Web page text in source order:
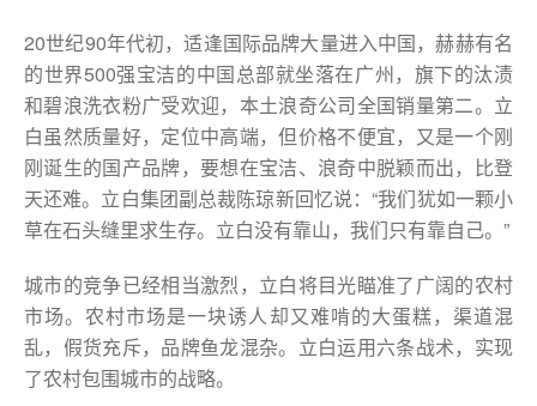
20世纪90年代初，适逢国际品牌大量进入中国，赫赫有名
的世界500强宝洁的中国总部就坐落在广州，旗下的汰渍
和碧浪洗衣粉广受欢迎，本土浪奇公司全国销量第二。立
白虽然质量好，定位中高端，但价格不便宜，又是一个刚
刚诞生的国产品牌，要想在宝洁、浪奇中脱颖而出，比登
天还难。立白集团副总裁陈琼新回忆说：“我们犹如一颗小
草在石头缝里求生存。立白没有靠山，我们只有靠自己。”
城市的竞争已经相当激烈，立白将目光瞄准了广阔的农村
市场。农村市场是一块诱人却又难啃的大蛋糕，渠道混
乱，假货充斥，品牌鱼龙混杂。立白运用六条战术，实现
了农村包围城市的战略。